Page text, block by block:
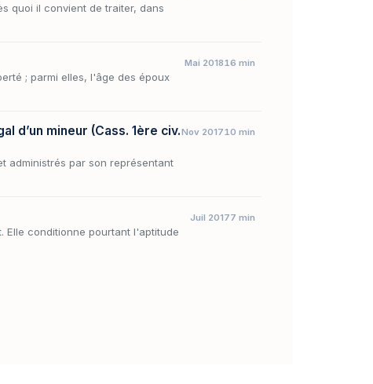
quoi il convient de traiter, dans
; parmi elles, l'âge des époux
Mai 201816 min
d’un mineur (Cass. 1ère civ.
administrés par son représentant
Nov 201710 min
Elle conditionne pourtant l'aptitude
Juil 20177 min